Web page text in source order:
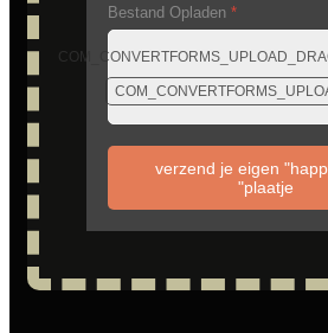
Bestand Opladen *
verzend je eigen
"plaatje